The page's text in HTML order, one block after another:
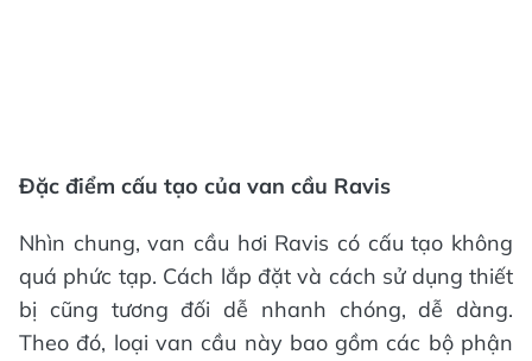
Đặc điểm cấu tạo của van cầu Ravis
Nhìn chung, van cầu hơi Ravis có cấu tạo không
quá phức tạp. Cách lắp đặt và cách sử dụng thiết
bị cũng tương đối dễ nhanh chóng, dễ dàng.
Theo đó, loại van cầu này bao gồm các bộ phận